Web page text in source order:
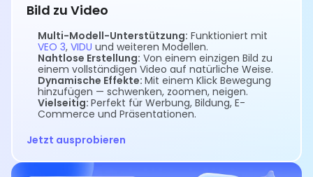
Bild zu Video
Multi-Modell-Unterstützung: Funktioniert mit
VEO 3, VIDU und weiteren Modellen.
Nahtlose Erstellung: Von einem einzigen Bild zu
einem vollständigen Video auf natürliche Weise.
Dynamische Effekte: Mit einem Klick Bewegung
hinzufügen — schwenken, zoomen, neigen.
Vielseitig: Perfekt für Werbung, Bildung, E-
Commerce und Präsentationen.
Jetzt ausprobieren